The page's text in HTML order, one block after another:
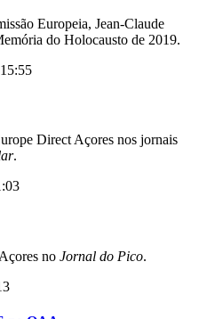
Europeia, Jean-Claude
do Holocausto de 2019.
Direct Açores nos jornais
.
no Jornal do Pico.